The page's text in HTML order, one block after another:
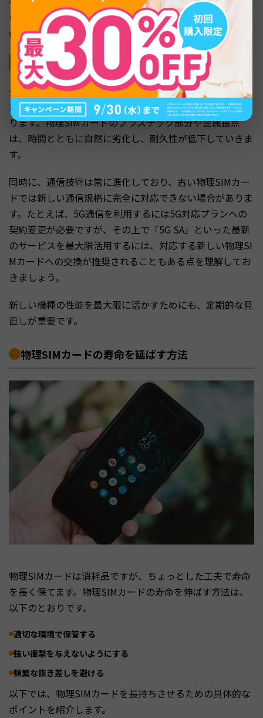
い場所で抜き差ししたりすることは、物理SIMカードの寿
命を縮めるため、避けた方がよいでしょう。
長期間の使用
長期間の使用は、物理SIMカード自体の物理的な劣化と、
古いタイプの使用という2つの側面から不具合の原因とな
ります。物理SIMカードのプラスチック部分や金属接点
は、時間とともに自然に劣化し、耐久性が低下していきま
す。
同時に、通信技術は常に進化しており、古い物理SIMカー
ドでは新しい通信規格に完全に対応できない場合がありま
す。たとえば、5G通信を利用するには5G対応プランへの
契約変更が必要ですが、その上で「5G SA」といった最新
のサービスを最大限活用するには、対応する新しい物理SI
Mカードへの交換が推奨されることもある点を理解してお
きましょう。
新しい機種の性能を最大限に活かすためにも、定期的な見
直しが重要です。
物理SIMカードの寿命を延ばす方法
物理SIMカードは消耗品ですが、ちょっとした工夫で寿命
を長く保てます。物理SIMカードの寿命を伸ばす方法は、
以下のとおりです。
適切な環境で保管する
強い衝撃を与えないようにする
頻繁な抜き差しを避ける
以下では、物理SIMカードを長持ちさせるための具体的な
ポイントを紹介します。